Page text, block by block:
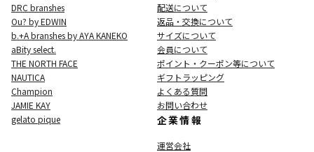
DRC branshes
Ou? by EDWIN
b.+A branshes by AYA KANEKO
aBity select.
THE NORTH FACE
NAUTICA
Champion
JAMIE KAY
gelato pique
配送について
返品・交換について
サイズについて
会員について
ポイント・クーポン等について
ギフトラッピング
よくある質問
お問い合わせ
企業情報
運営会社